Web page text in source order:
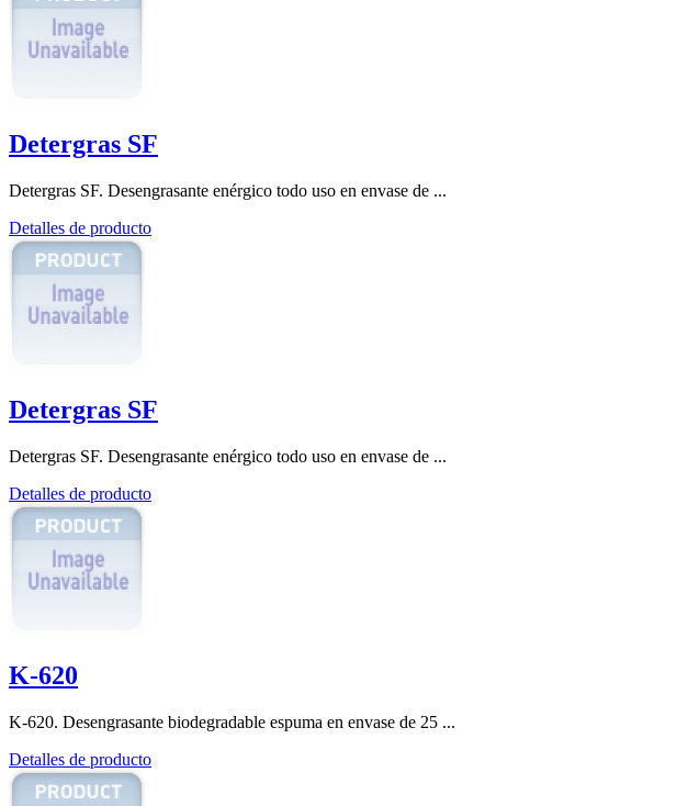
Detergras SF
Detergras SF. Desengrasante enérgico todo uso en envase de ...
Detalles de producto
Detergras SF
Detergras SF. Desengrasante enérgico todo uso en envase de ...
Detalles de producto
K-620
K-620. Desengrasante biodegradable espuma en envase de 25 ...
Detalles de producto